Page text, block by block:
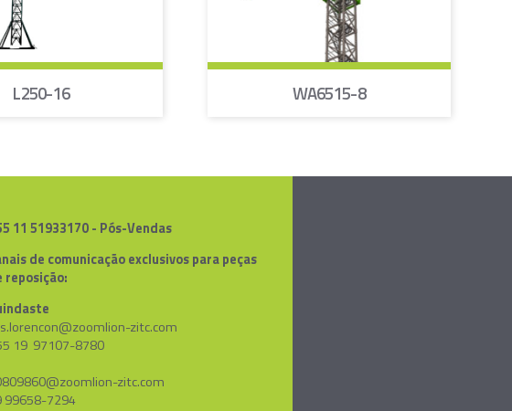
L250-16 WA6515-8
11 51933170 - Pós-Vendas
de comunicação exclusivos para peças
reposição:
zitc.com
19 97107-8780
zitc.com
99658-7294